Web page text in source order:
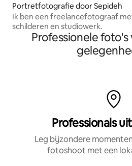
Portretfotografie door Sepideh
Ik ben een freelancefotograaf
schilderen en studiowerk.
Professionele foto's
Professionals
Leg bijzondere
fotoshoot met een